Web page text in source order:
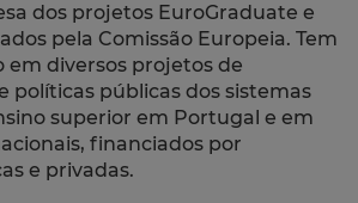
dos projetos EuroGraduate e
pela Comissão Europeia. Tem
em diversos projetos de
políticas públicas dos sistemas
superior em Portugal e em
financiados por
e privadas.